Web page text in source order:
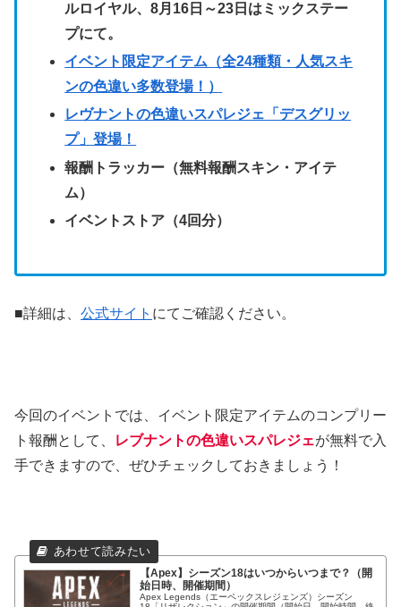
ルロイヤル、8月16日～23日はミックステー
プにて。
イベント限定アイテム（全24種類・人気スキ
ンの色違い多数登場！ ）
レヴナントの色違いスパレジェ「デスグリッ
プ」登場！
報酬トラッカー（無料報酬スキン・アイテ
ム）
イベントストア（4回分）
■詳細は、 公式サイト にてご確認ください。
今回のイベントでは、イベント限定アイテムのコンプリー
ト報酬として、
レブナントの色違いスパレジェが無料で入
手できますので、ぜひチェックしておきましょう！
【Apex】シーズン18はいつからいつまで？（開
始日時、開催期間）
Apex Legends（エーペックスレジェンズ）シーズン